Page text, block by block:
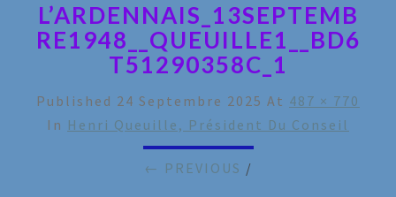
L’ARDENNAIS_13SEPTEMB
RE1948__QUEUILLE1__BD6
T51290358C_1
Published 24 Septembre 2025 At 487 × 770
In Henri Queuille, Président Du Conseil
← PREVIOUS /